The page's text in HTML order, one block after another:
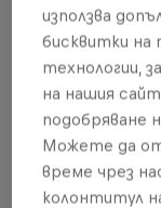
Art
използва
бисквитки
технологии,
на нашия
подобряване
Можете да
време чрез
колонтитул